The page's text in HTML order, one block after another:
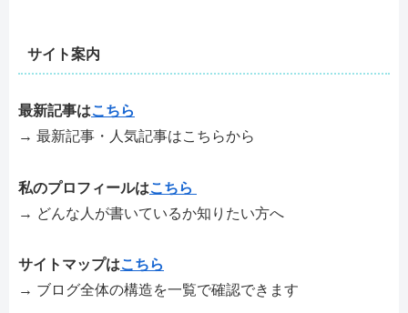
サイト案内
最新記事はこちら
→ 最新記事・人気記事はこちらから
私のプロフィールはこちら
→ どんな人が書いているか知りたい方へ
サイトマップはこちら
→ ブログ全体の構造を一覧で確認できます